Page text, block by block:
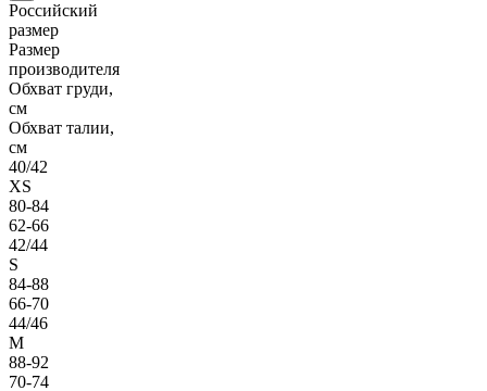
Российский
размер
Размер
производителя
Обхват груди,
см
Обхват талии,
см
40/42
XS
80-84
62-66
42/44
S
84-88
66-70
44/46
M
88-92
70-74